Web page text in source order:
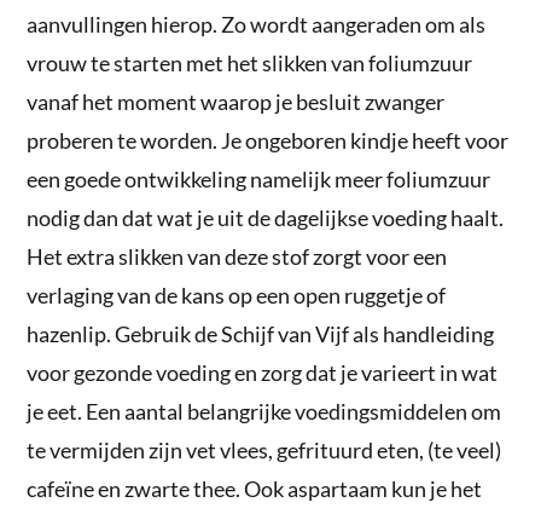
aanvullingen hierop. Zo wordt aangeraden om als
vrouw te starten met het slikken van foliumzuur
vanaf het moment waarop je besluit zwanger
proberen te worden. Je ongeboren kindje heeft voor
een goede ontwikkeling namelijk meer foliumzuur
nodig dan dat wat je uit de dagelijkse voeding haalt.
Het extra slikken van deze stof zorgt voor een
verlaging van de kans op een open ruggetje of
hazenlip. Gebruik de Schijf van Vijf als handleiding
voor gezonde voeding en zorg dat je varieert in wat
je eet. Een aantal belangrijke voedingsmiddelen om
te vermijden zijn vet vlees, gefrituurd eten, (te veel)
cafeïne en zwarte thee. Ook aspartaam kun je het